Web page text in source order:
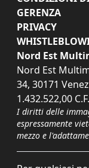
GERENZA
PRIVACY
Nord Est
Nord Est
34, 30171
1.432.522,00
I diritti delle
espressamente
mezzo e